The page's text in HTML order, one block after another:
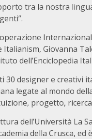
tra la nostra
Giovanna
dell’Enciclopedia
30 designer e creativi
legate al mondo
progetto,
dell’Università La
della Crusca, ed